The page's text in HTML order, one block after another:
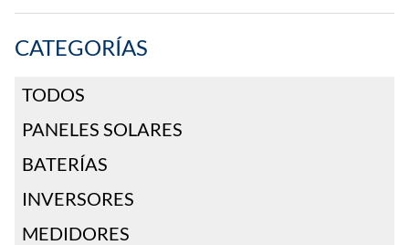
CATEGORÍAS
TODOS
PANELES SOLARES
BATERÍAS
INVERSORES
MEDIDORES